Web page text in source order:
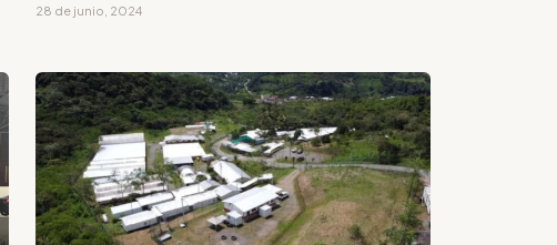
28 de junio, 2024